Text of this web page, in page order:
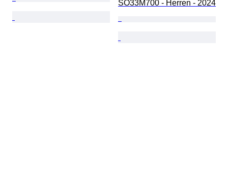
SO33M700 - Herren - 2024